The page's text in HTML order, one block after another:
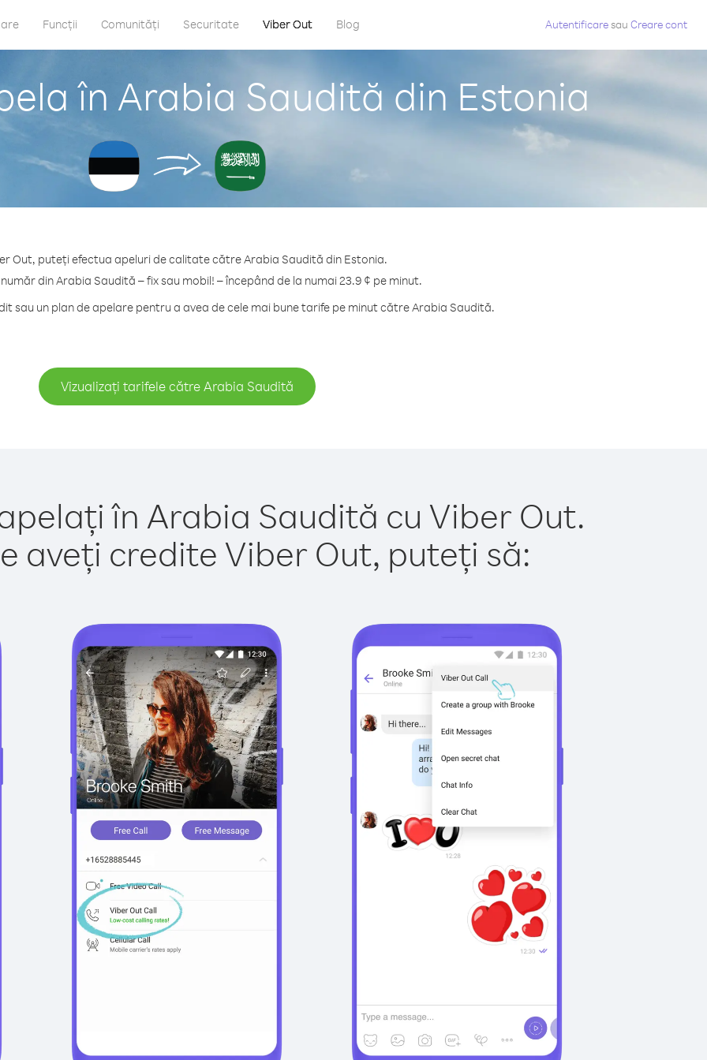
Funcții Comunități Securitate Viber Out Blog Autentificaresau Creare cont
în Arabia Saudită din Estonia
Out, puteți efectua apeluri de calitate către Arabia Saudită din Estonia.
din Arabia Saudită – fix sau mobil! – începând de la numai 23.9 ¢ pe minut.
sau un plan de apelare pentru a avea de cele mai bune tarife pe minut către Arabia Saudită.
Vizualizați tarifele către Arabia Saudită
în Arabia Saudită cu Viber Out.
aveți credite Viber Out, puteți să: